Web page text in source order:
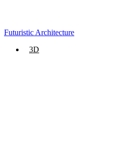
Futuristic Architecture
3D